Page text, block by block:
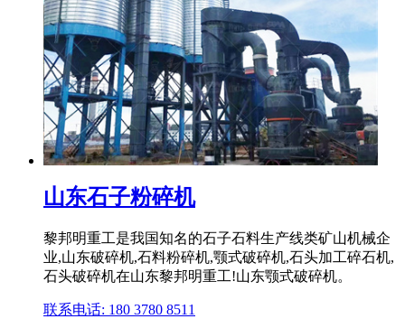
山东石子粉碎机
黎邦明重工是我国知名的石子石料生产线类矿山机械企
业,山东破碎机,石料粉碎机,颚式破碎机,石头加工碎石机,
石头破碎机在山东黎邦明重工!山东颚式破碎机。
联系电话: 180 3780 8511